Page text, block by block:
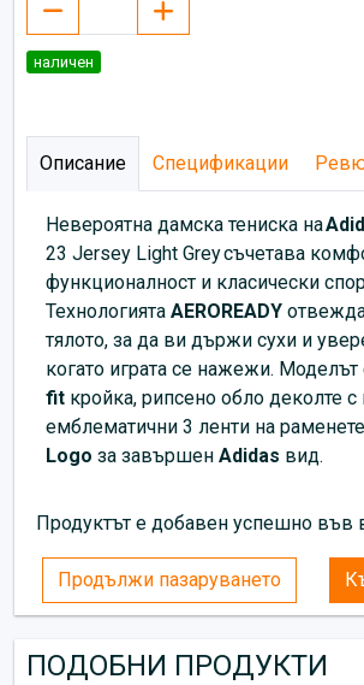
наличен
Описание Спецификации
Невероятна дамска тениска на
23 Jersey Light Greyсъчетава
функционалност и класически
Технологията AEROREADY
тялото, за да ви държи сухи и
когато играта се нажежи. Моделът
fit кройка, рипсено обло деколте
емблематични 3 ленти на
Logo за завършен Аdidas вид.
Продуктът е добавен успешно във
Продължи пазаруването
ПОДОБНИ ПРОДУКТИ